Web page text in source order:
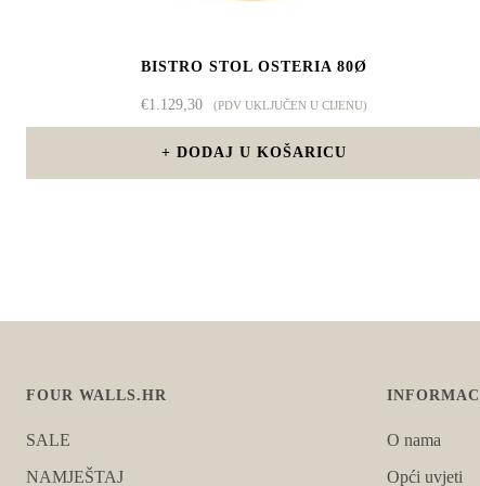
BISTRO STOL OSTERIA 80Ø
€1.129,30 (PDV UKLJUČEN U CIJENU)
DODAJ U KOŠARICU
FOUR WALLS.HR
SALE
NAMJEŠTAJ
O nama
Opći uvjeti